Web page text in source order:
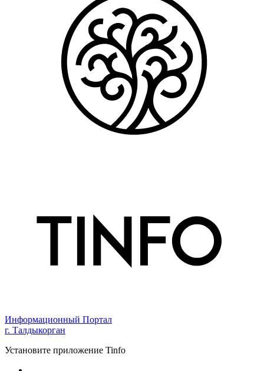
Информационный Портал
г. Талдыкорган
Установите приложение Tinfo